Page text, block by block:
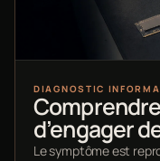
DIAGNOSTIC
d’engager
Le symptôme est